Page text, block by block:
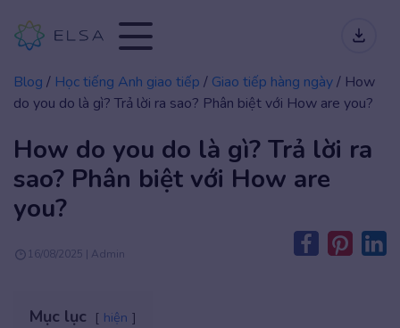
Blog / Học tiếng Anh giao tiếp / Giao tiếp hàng ngày/ How
do you do là gì? Trả lời ra sao? Phân biệt với How are you?
How do you do là gì? Trả lời ra
sao? Phân biệt với How are
you?
16/08/2025 | Admin
Mục lục hiện